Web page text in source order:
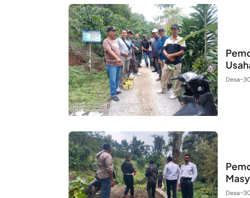
Desa-
Desa-